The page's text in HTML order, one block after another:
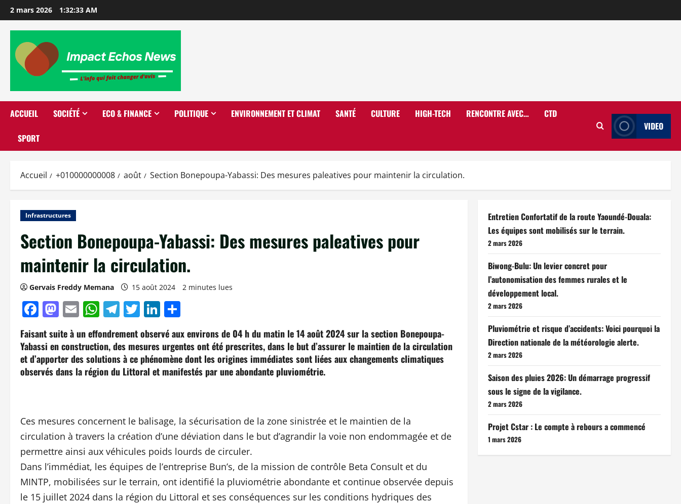
2 mars 2026 1:32:33 AM
ACCUEIL SOCIÉTÉ ECO & FINANCE POLITIQUE ENVIRONNEMENT ET CLIMAT SANTÉ CULTURE HIGH-TECH RENCONTRE AVEC… CTD
SPORT
VIDEO
Accueil +010000000008 août Section Bonepoupa-Yabassi: Des mesures paleatives pour maintenir la circulation.
Infrastructures
Section Bonepoupa-Yabassi: Des mesures paleatives pour
maintenir la circulation.
Gervais Freddy Memana 15 août 2024 2 minutes lues
Facebook
Mastodon
EmailWhatsApp
Telegram
TwitterLinkedIn
Faisant suite à un effondrement observé aux environs de 04 h du matin le 14 août 2024 sur la section Bonepoupa-
Yabassi en construction, des mesures urgentes ont été prescrites, dans le but d’assurer le maintien de la circulation
et d’apporter des solutions à ce phénomène dont les origines immédiates sont liées aux changements climatiques
observés dans la région du Littoral et manifestés par une abondante pluviométrie.
Ces mesures concernent le balisage, la sécurisation de la zone sinistrée et le maintien de la
circulation à travers la création d’une déviation dans le but d’agrandir la voie non endommagée et de
permettre ainsi aux véhicules poids lourds de circuler.
Dans l’immédiat, les équipes de l’entreprise Bun’s, de la mission de contrôle Beta Consult et du
MINTP, mobilisées sur le terrain, ont identifié la pluviométrie abondante et continue observée depuis
le 15 juillet 2024 dans la région du Littoral et ses conséquences sur les conditions hydriques des
Entretien Confortatif de la route Yaoundé-Douala:
Les équipes sont mobilisés sur le terrain.
2 mars 2026
Biwong-Bulu: Un levier concret pour
l’autonomisation des femmes rurales et le
développement local.
2 mars 2026
Pluviométrie et risque d’accidents: Voici pourquoi la
Direction nationale de la météorologie alerte.
2 mars 2026
Saison des pluies 2026: Un démarrage progressif
sous le signe de la vigilance.
2 mars 2026
Projet Cstar : Le compte à rebours a commencé
1 mars 2026